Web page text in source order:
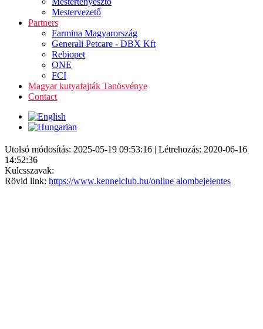
Mestervezető
Partners
Farmina Magyarország
Generali Petcare - DBX Kft
Rebiopet
ONE
FCI
Magyar kutyafajták Tanösvénye
Contact
Utolsó módosítás: 2025-05-19 09:53:16 | Létrehozás: 2020-06-16
14:52:36
Kulcsszavak:
Rövid link: https://www.kennelclub.hu/online alombejelentes